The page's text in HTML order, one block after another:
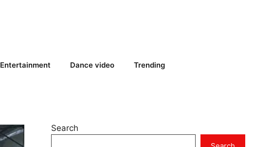
Entertainment Dance video Trending
Search